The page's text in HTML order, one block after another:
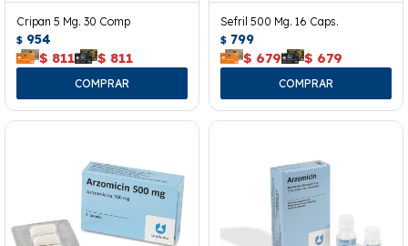
Cripan 5 Mg. 30 Comp
$ 954
$ 811 $ 811
Sefril 500 Mg. 16 Caps.
$ 799
$ 679 $ 679